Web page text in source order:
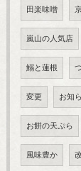
田楽味噌
嵐山の人気店
鰯と蓮根
変更 お知
お餅の天ぷら
風味豊か